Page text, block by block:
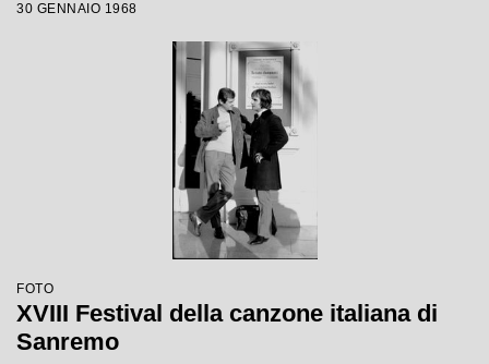
30 GENNAIO 1968
FOTO
XVIII Festival della canzone italiana di
Sanremo